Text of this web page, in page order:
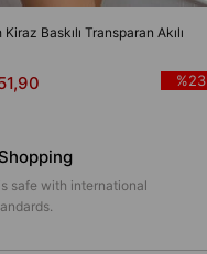
Baskılı Transparan Akılı
%23
safe with international